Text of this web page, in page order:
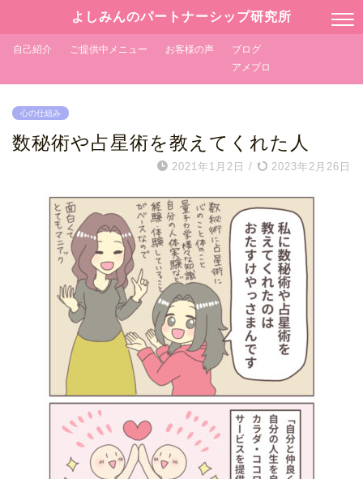
よしみんのパートナーシップ研究所
自己紹介 ご提供中メニュー お客様の声
ブログ
アメブロ
心の仕組み
数秘術や占星術を教えてくれた人
2021年1月2日 / 2023年2月26日